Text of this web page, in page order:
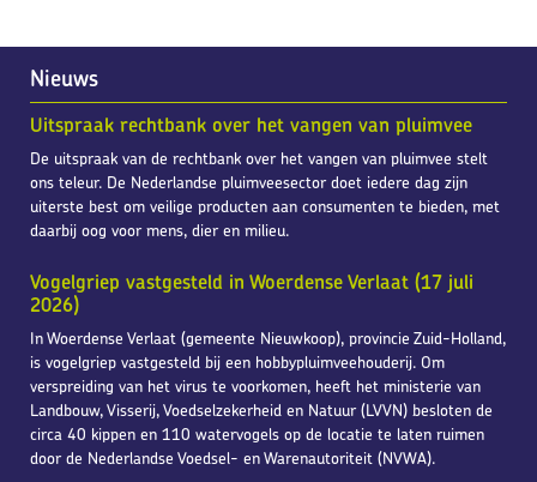
Nieuws
Uitspraak rechtbank over het vangen van pluimvee
De uitspraak van de rechtbank over het vangen van pluimvee stelt
ons teleur. De Nederlandse pluimveesector doet iedere dag zijn
uiterste best om veilige producten aan consumenten te bieden, met
daarbij oog voor mens, dier en milieu.
Vogelgriep vastgesteld in Woerdense Verlaat (17 juli
2026)
In Woerdense Verlaat (gemeente Nieuwkoop), provincie Zuid-Holland,
is vogelgriep vastgesteld bij een hobbypluimveehouderij. Om
verspreiding van het virus te voorkomen, heeft het ministerie van
Landbouw, Visserij, Voedselzekerheid en Natuur (LVVN) besloten de
circa 40 kippen en 110 watervogels op de locatie te laten ruimen
door de Nederlandse Voedsel- en Warenautoriteit (NVWA).